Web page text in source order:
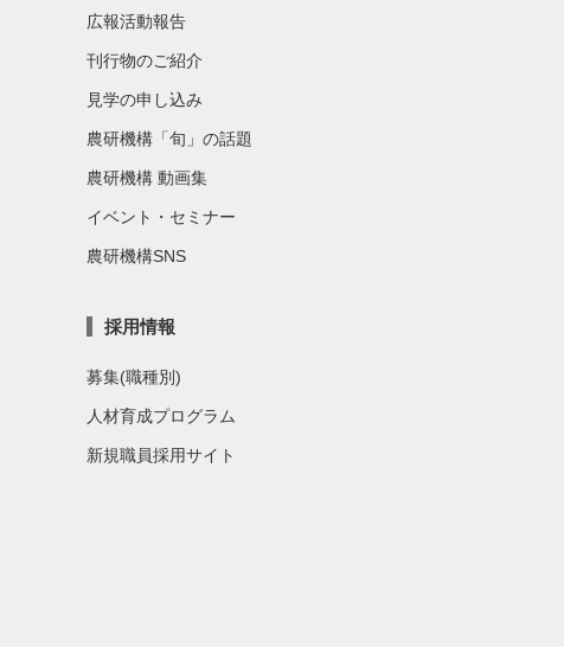
広報活動報告
刊行物のご紹介
見学の申し込み
農研機構「旬」の話題
農研機構 動画集
イベント・セミナー
農研機構SNS
採用情報
募集(職種別)
人材育成プログラム
新規職員採用サイト